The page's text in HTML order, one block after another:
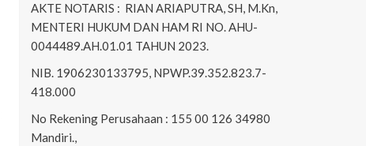
AKTE NOTARIS : RIAN ARIAPUTRA, SH, M.Kn,
MENTERI HUKUM DAN HAM RI NO. AHU-
0044489.AH.01.01 TAHUN 2023.
NIB. 1906230133795, NPWP.39.352.823.7-
418.000
No Rekening Perusahaan : 155 00 126 34980
Mandiri.,